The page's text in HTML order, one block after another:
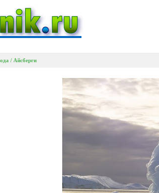
/ Айсберги